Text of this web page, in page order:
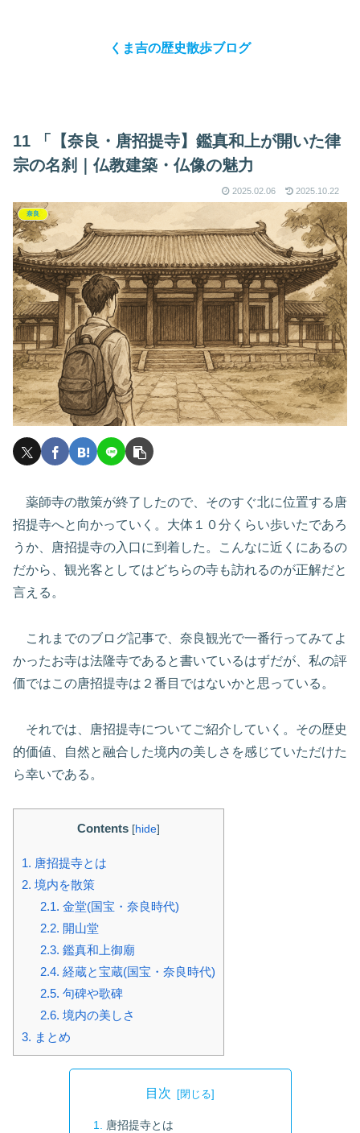
くま吉の歴史散歩ブログ
11 「【奈良・唐招提寺】鑑真和上が開いた律
宗の名刹｜仏教建築・仏像の魅力
2025.02.06 2025.10.22
奈良
薬師寺の散策が終了したので、そのすぐ北に位置する唐
招提寺へと向かっていく。大体１０分くらい歩いたであろ
うか、唐招提寺の入口に到着した。こんなに近くにあるの
だから、観光客としてはどちらの寺も訪れるのが正解だと
言える。
これまでのブログ記事で、奈良観光で一番行ってみてよ
かったお寺は法隆寺であると書いているはずだが、私の評
価ではこの唐招提寺は２番目ではないかと思っている。
それでは、唐招提寺についてご紹介していく。その歴史
的価値、自然と融合した境内の美しさを感じていただけた
ら幸いである。
Contents [hide]
1. 唐招提寺とは
2. 境内を散策
2.1. 金堂(国宝・奈良時代)
2.2. 開山堂
2.3. 鑑真和上御廟
2.4. 経蔵と宝蔵(国宝・奈良時代)
2.5. 句碑や歌碑
2.6. 境内の美しさ
3. まとめ
目次
唐招提寺とは